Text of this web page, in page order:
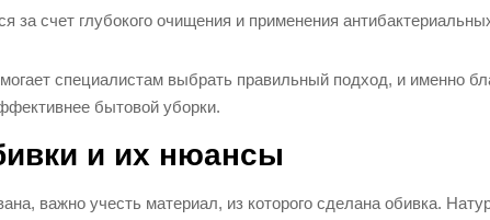
за счет глубокого очищения и применения
специалистам выбрать правильный подход, и именно
бытовой уборки.
и их нюансы
важно учесть материал, из которого сделана обивка.